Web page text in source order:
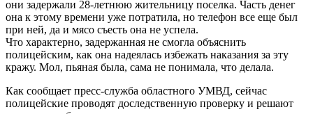
они задержали 28-летнюю жительницу поселка. Часть денег
она к этому времени уже потратила, но телефон все еще был
при ней, да и мясо съесть она не успела.
Что характерно, задержанная не смогла объяснить
полицейским, как она надеялась избежать наказания за эту
кражу. Мол, пьяная была, сама не понимала, что делала.
Как сообщает пресс-служба областного УМВД, сейчас
полицейские проводят доследственную проверку и решают